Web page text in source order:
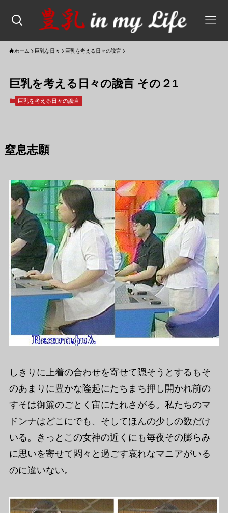
ホーム 巨乳な日々 巨乳を考える日々の讒言
巨乳を考える日々の讒言 その２1
巨乳を考える日々の讒言
窒息志願
しきりに上着の合わせを寄せて隠そうとするもそ
のあまりに豊かな隆起にたちまち押し開かれ前の
すそは御簾のごとく宙にたれさがる。私たちのマ
ドンナはどこにでも、そしてほんの少しの数だけ
いる。きっとこの女神の近くにも毎夜その膨らみ
に思いを寄せて悶々と過ごす哀れなマニアがいる
のに違いない。